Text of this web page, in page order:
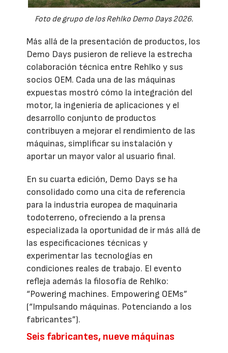
Foto de grupo de los Rehlko Demo Days 2026.
Más allá de la presentación de productos, los
Demo Days pusieron de relieve la estrecha
colaboración técnica entre Rehlko y sus
socios OEM. Cada una de las máquinas
expuestas mostró cómo la integración del
motor, la ingeniería de aplicaciones y el
desarrollo conjunto de productos
contribuyen a mejorar el rendimiento de las
máquinas, simplificar su instalación y
aportar un mayor valor al usuario final.
En su cuarta edición, Demo Days se ha
consolidado como una cita de referencia
para la industria europea de maquinaria
todoterreno, ofreciendo a la prensa
especializada la oportunidad de ir más allá de
las especificaciones técnicas y
experimentar las tecnologías en
condiciones reales de trabajo. El evento
refleja además la filosofía de Rehlko:
“Powering machines. Empowering OEMs”
(“Impulsando máquinas. Potenciando a los
fabricantes”).
Seis fabricantes, nueve máquinas